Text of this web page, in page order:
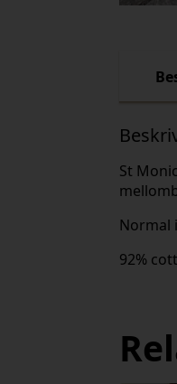
St
Normal
92%